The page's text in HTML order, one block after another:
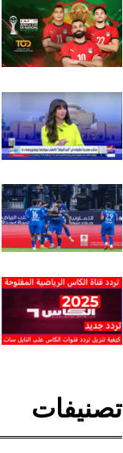
تصنيفات